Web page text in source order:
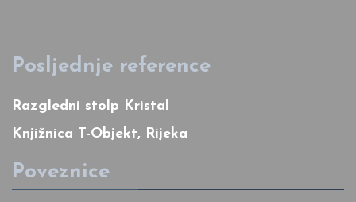
Posljednje reference
Razgledni stolp Kristal
Knjižnica T-Objekt, Rijeka
Poveznice